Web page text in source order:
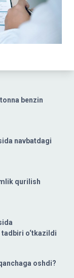
benzin
navbatdagi
qurilish
o‘tkazildi
oshdi?